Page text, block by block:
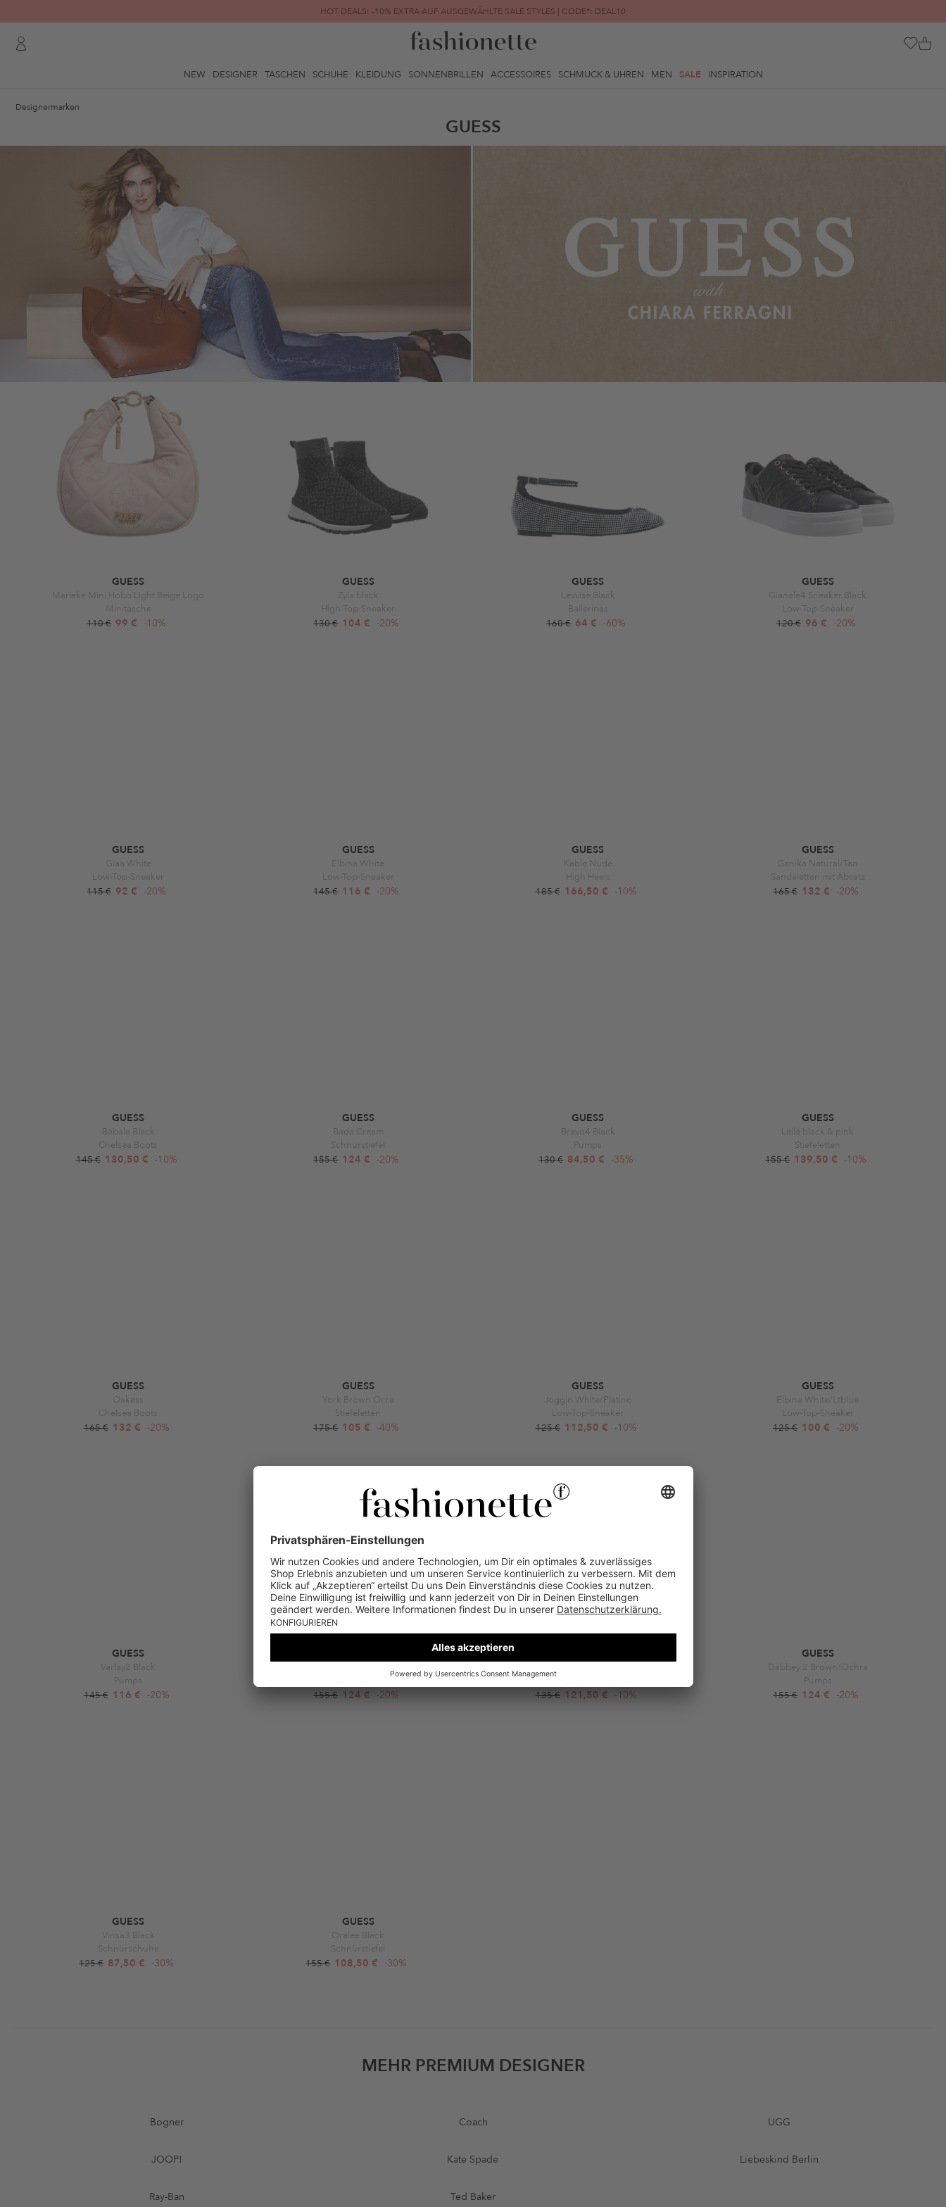
HOT DEALS: -10% EXTRA AUF AUSGEWÄHLTE SALE STYLES | CODE*: DEAL10
FINAL SALE | BIS ZU -80% REDUZIERT
NEW DESIGNER TASCHEN SCHUHE KLEIDUNG SONNENBRILLEN ACCESSOIRES SCHMUCK & UHREN MEN SALE INSPIRATION
Designermarken
GUESS
GUESS
Marieke Mini Hobo Light Beige Logo
Minitasche
110 € 99 € -10%
GUESS
Zyla black
High-Top-Sneaker
130 € 104 € -20%
GUESS
Levvise Black
Ballerinas
160 € 64 € -60%
GUESS
Gianele4 Sneaker Black
Low-Top-Sneaker
120 € 96 € -20%
GUESS
Giaa White
Low-Top-Sneaker
115 € 92 € -20%
GUESS
Elbina White
Low-Top-Sneaker
145 € 116 € -20%
GUESS
Kable Nude
High Heels
185 € 166,50 € -10%
GUESS
Ganika Natural/Tan
Sandaletten mit Absatz
165 € 132 € -20%
GUESS
Babala Black
Chelsea Boots
145 € 130,50 € -10%
GUESS
Bada Cream
Schnürstiefel
155 € 124 € -20%
GUESS
Bravo4 Black
Pumps
130 € 84,50 € -35%
GUESS
Leila black & pink
Stiefeletten
155 € 139,50 € -10%
GUESS
Oakess
Chelsea Boots
165 € 132 € -20%
GUESS
York Brown Ocra
Stiefeletten
175 € 105 € -40%
GUESS
Joggin White/Platino
Low-Top-Sneaker
125 € 112,50 € -10%
GUESS
Elbina White/Ltblue
Low-Top-Sneaker
125 € 100 € -20%
GUESS
Varlay2 Black
Pumps
145 € 116 € -20%
155 € 124 € -20%
135 € 121,50 € -10%
GUESS
Dabbey 2 Brown/Ochra
Pumps
155 € 124 € -20%
GUESS
Vinsa3 Black
Schnürschuhe
125 € 87,50 € -30%
GUESS
Oralee Black
Schnürstiefel
155 € 108,50 € -30%
MEHR PREMIUM DESIGNER
Bogner Coach UGG
JOOP! Kate Spade Liebeskind Berlin
Ray-Ban Ted Baker